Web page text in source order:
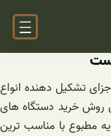
تشکیل دهنده انواع
روش خرید دستگاه های
مطبوع با مناسب ترین